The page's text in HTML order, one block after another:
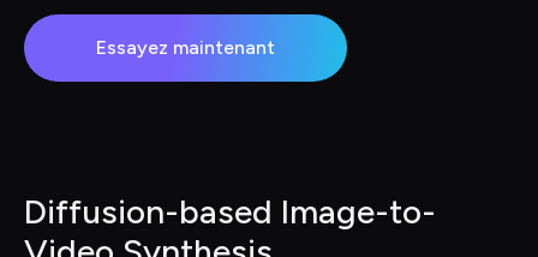
Essayez maintenant
Diffusion-based Image-to-